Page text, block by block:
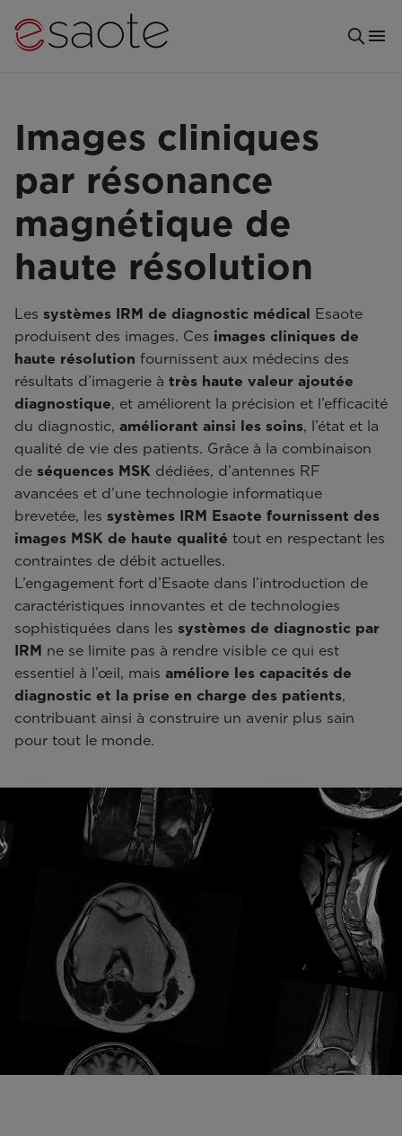
Images cliniques
par résonance
magnétique de
haute résolution
Les systèmes IRM de diagnostic médical Esaote
produisent des images. Ces images cliniques de
haute résolution fournissent aux médecins des
résultats d’imagerie à très haute valeur ajoutée
diagnostique, et améliorent la précision et l’efficacité
du diagnostic, améliorant ainsi les soins, l’état et la
qualité de vie des patients. Grâce à la combinaison
de séquences MSK dédiées, d’antennes RF
avancées et d’une technologie informatique
brevetée, les systèmes IRM Esaote fournissent des
images MSK de haute qualité tout en respectant les
contraintes de débit actuelles.
L’engagement fort d’Esaote dans l’introduction de
caractéristiques innovantes et de technologies
sophistiquées dans les systèmes de diagnostic par
IRM ne se limite pas à rendre visible ce qui est
essentiel à l’œil, mais améliore les capacités de
diagnostic et la prise en charge des patients,
contribuant ainsi à construire un avenir plus sain
pour tout le monde.